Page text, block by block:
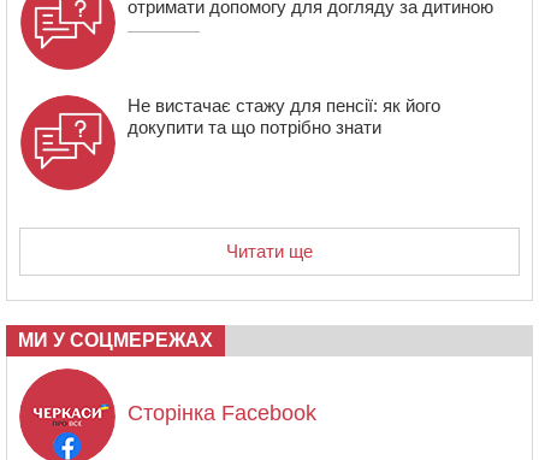
отримати допомогу для догляду за дитиною
Не вистачає стажу для пенсії: як його
докупити та що потрібно знати
Читати ще
МИ У СОЦМЕРЕЖАХ
Сторінка Facebook